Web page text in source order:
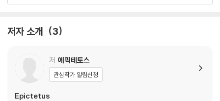
11 ? 상실을 겪었을 때는 제자리로 돌아갔다고 생각하자
13 ? 대단한 지식을 가진 사람처럼 보이길 원하지 말라
2부 힘들고 괴롭다면 내 감정부터 돌아보자
14 ? 남의 권한에 속하는 것은 얻거나 버리려 들지 말라
저자 소개 3
저 에픽테토스
관심작가 알림신청
Epictetus